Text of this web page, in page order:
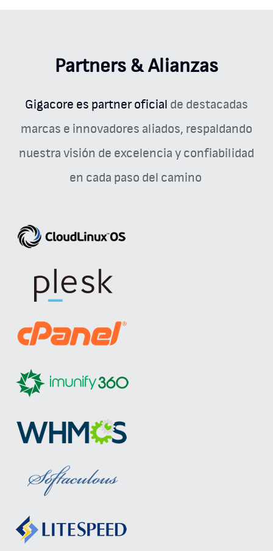
Partners & Alianzas
Gigacore es partner oficial de destacadas
marcas e innovadores aliados, respaldando
nuestra visión de excelencia y confiabilidad
en cada paso del camino